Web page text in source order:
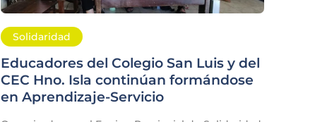
Solidaridad
Educadores del Colegio San Luis y del
CEC Hno. Isla continúan formándose
en Aprendizaje-Servicio